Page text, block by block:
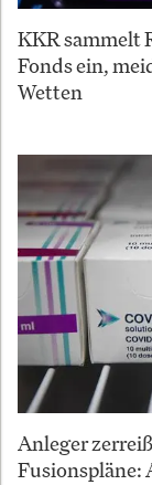
KKR sammelt
Fonds ein,
Wetten
Anleger
Fusionspläne: